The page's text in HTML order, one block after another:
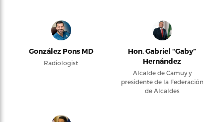
González Pons MD
Radiologist
Hon. Gabriel “Gaby”
Hernández
Alcalde de Camuy y
presidente de la Federación
de Alcaldes